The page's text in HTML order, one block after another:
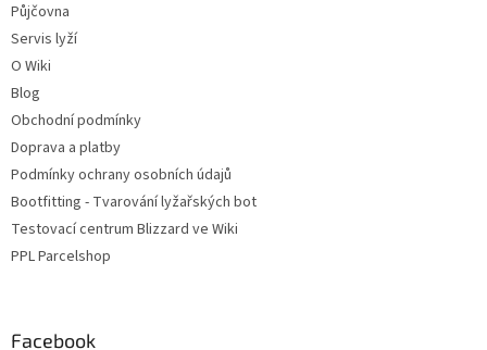
Půjčovna
Servis lyží
O Wiki
Blog
Obchodní podmínky
Doprava a platby
Podmínky ochrany osobních údajů
Bootfitting - Tvarování lyžařských bot
Testovací centrum Blizzard ve Wiki
PPL Parcelshop
Facebook